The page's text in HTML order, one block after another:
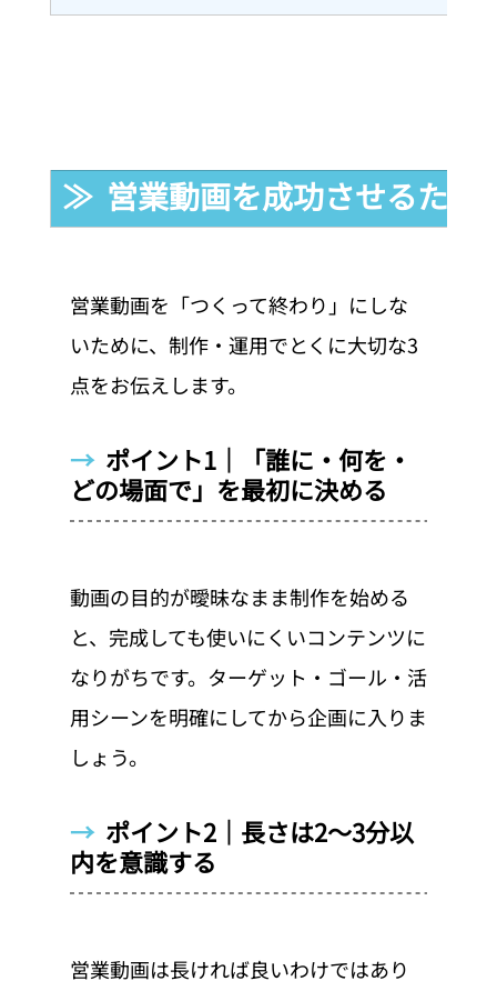
≫  営業動画を成功させるため
営業動画を「つくって終わり」にしな
いために、制作・運用でとくに大切な3
点をお伝えします。
→ ポイント1｜「誰に・何を・
どの場面で」を最初に決める
動画の目的が曖昧なまま制作を始める
と、完成しても使いにくいコンテンツに
なりがちです。ターゲット・ゴール・活
用シーンを明確にしてから企画に入りま
しょう。
→ ポイント2｜長さは2〜3分以
内を意識する
営業動画は長ければ良いわけではあり